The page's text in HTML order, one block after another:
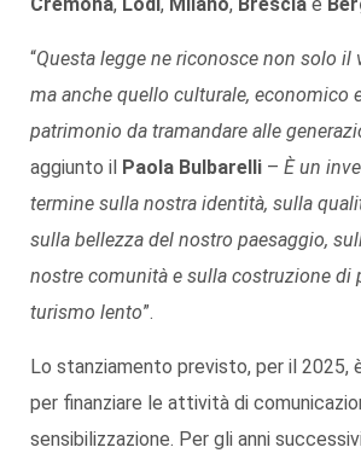
Cremona, Lodi , Milano, Brescia e
“Questa legge ne riconosce non solo il
ma anche quello culturale, economico
patrimonio da tramandare alle
aggiunto il Paola Bulbarelli – È un
termine sulla nostra identità, sulla
sulla bellezza del nostro paesaggio,
nostre comunità e sulla costruzione di
turismo lento”.
Lo stanziamento previsto, per il 2025,
per finanziare le attività di
sensibilizzazione. Per gli anni